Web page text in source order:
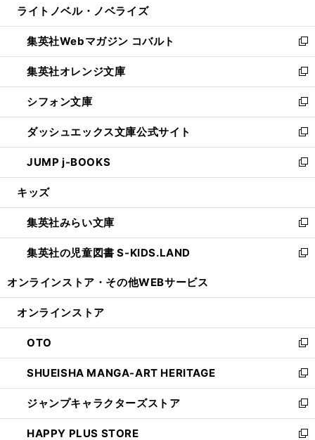
開
く
ウ
で
開
く
ン
ド
ウ
で
開
く
ウ
ィ
ン
ド
ウ
で
開
く
ライトノベル・ノベライズ
集英社Webマガジン コバルト
新
し
い
ウ
ィ
ン
ド
ウ
で
開
集英社オレンジ文庫
新
し
い
ウ
ィ
ン
ド
ウ
開
く
シフォン文庫
新
し
い
ウ
ィ
ン
ウ
で
開
く
ダッシュエックス文庫公式サイト
新
し
い
ウ
ン
ド
ウ
で
JUMP j-BOOKS
新
し
ウ
ィ
ン
ド
開
キッズ
集英社みらい文庫
新
し
い
ン
ウ
で
開
く
集英社の児童図書 S-KIDS.LAND
新
ウ
ン
ド
ウ
で
開
く
オンラインストア・ その他WEBサービス
オンラインストア
OTO
新
し
い
ウ
ィ
ン
ド
SHUEISHA MANGA-ART HERITAGE
新
し
い
ウ
ィ
ジャンプキャラクターズストア
新
し
い
HAPPY PLUS STORE
新